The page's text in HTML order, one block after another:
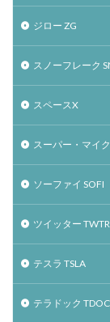
ジロー ZG
スノーフレーク
スペースX
スーパー・マイ
ソーファイ SOFI
ツイッター TWTR
テスラ TSLA
テラドック TDOC